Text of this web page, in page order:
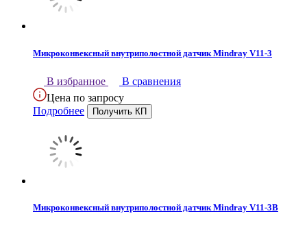
Микроконвексный внутриполостной датчик Mindray V11-3
В избранное
В сравнения
Цена по запросу
Подробнее
Микроконвексный внутриполостной датчик Mindray V11-3B